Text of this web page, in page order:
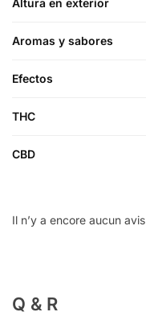
Altura en exterior
Aromas y sabores
Efectos
THC
CBD
Il n’y a encore aucun avis
Q & R